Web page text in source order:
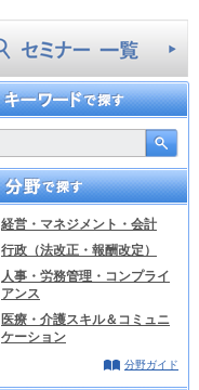
経営・マネジメント・会計
行政（法改正・報酬改定）
人事・労務管理・コンプライ
アンス
医療・介護スキル＆コミュニ
ケーション
分野ガイド